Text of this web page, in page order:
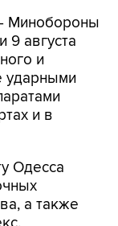
- Минобороны
9 августа
и
ударными
и в
Одесса
а также